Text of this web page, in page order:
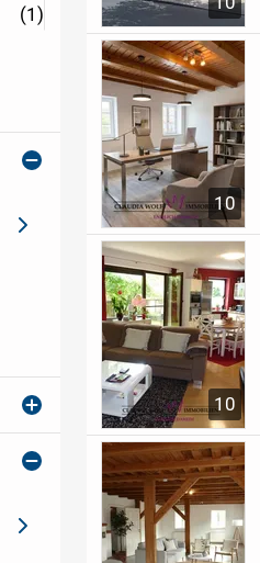
10
10
(1)
Abschicken
Abschicken